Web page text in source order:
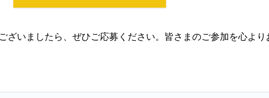
ざいましたら、ぜひご応募ください。 皆さまのご参加を心より